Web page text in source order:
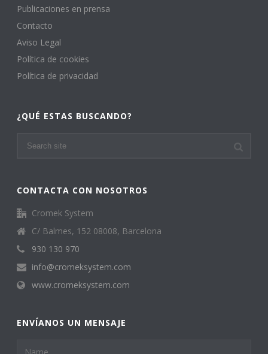
Publicaciones en prensa
Contacto
Aviso Legal
Política de cookies
Política de privacidad
¿QUÉ ESTAS BUSCANDO?
CONTACTA CON NOSOTROS
Cromek System
C/ Balmes, 152 08008, Barcelona
930 130 970
info@cromeksystem.com
www.cromeksystem.com
ENVÍANOS UN MENSAJE